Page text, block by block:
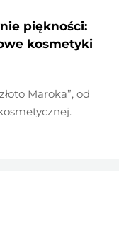
piękności:
kosmetyki
Maroka”, od